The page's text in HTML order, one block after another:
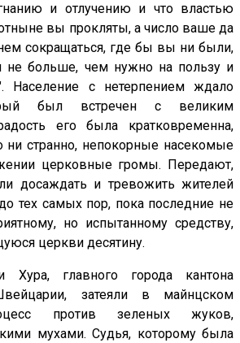
и отлучению и что властью
вы прокляты, а число ваше да
сокращаться, где бы вы ни были,
не больше, чем нужно на пользу и
Население с нетерпением ждало
был встречен с великим
его была кратковременна,
ни странно, непокорные насекомые
церковные громы. Передают,
досаждать и тревожить жителей
тех самых пор, пока последние не
но испытанному средству,
церкви десятину.
главного города кантона
затеяли в майнцском
против зеленых жуков,
мухами. Судья, которому была